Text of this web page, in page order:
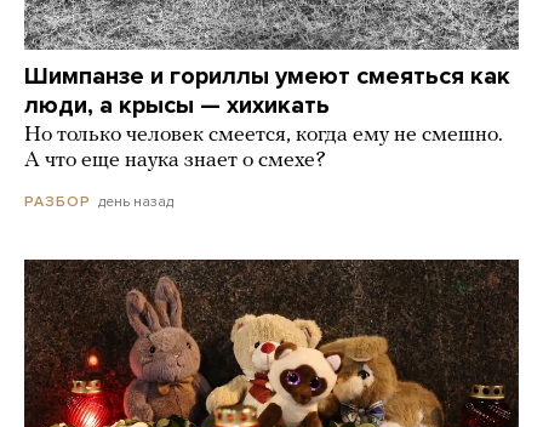
Шимпанзе и гориллы умеют смеяться как
люди, а крысы — хихикать
Но только человек смеется, когда ему не смешно.
А что еще наука знает о смехе?
РАЗБОР день назад